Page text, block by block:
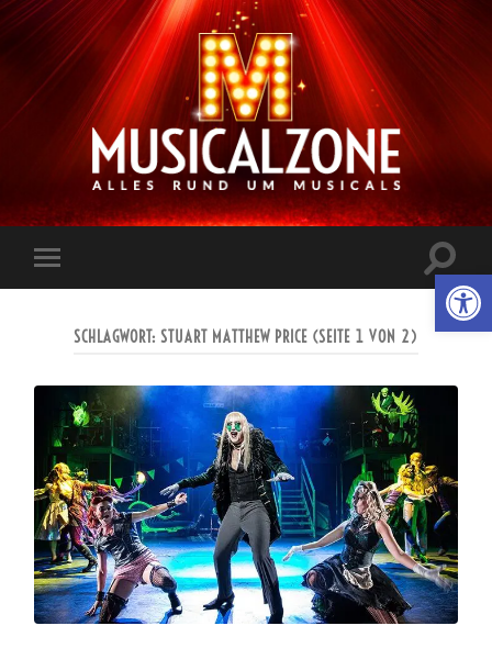
Musicalzone.de
Mobile-
Menü
ein-/
SCHLAGWORT: STUART MATTHEW PRICE (SEITE 1 VON 2)